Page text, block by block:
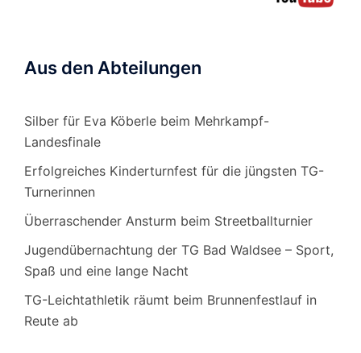
Aus den Abteilungen
Silber für Eva Köberle beim Mehrkampf-
Landesfinale
Erfolgreiches Kinderturnfest für die jüngsten TG-
Turnerinnen
Überraschender Ansturm beim Streetballturnier
Jugendübernachtung der TG Bad Waldsee – Sport,
Spaß und eine lange Nacht
TG-Leichtathletik räumt beim Brunnenfestlauf in
Reute ab